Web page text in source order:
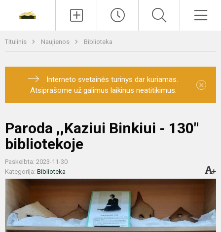
Titulinis Naujienos Biblioteka
Interneto svetainės turinys dar kuriamas.
Atsiprašome už galimus laikinus neatitikimus.
×
Paroda ,,Kaziui Binkiui - 130"
bibliotekoje
Paskelbta: 2023-11-30
Kategorija: Biblioteka